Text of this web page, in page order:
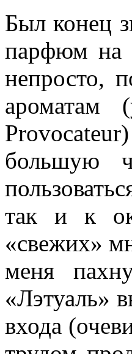
Был конец
парфюм на
непросто,
ароматам
большую
так и к
«свежих»
меня
«Лэтуаль»
входа